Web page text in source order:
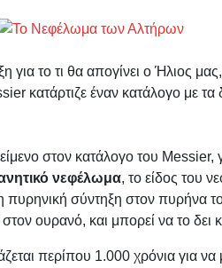
για το τι θα απογίνει ο Ήλιος
κατάρτιζε έναν κατάλογο με τα
στον κατάλογο του
νεφέλωμα, το είδος του
πυρηνική σύντηξη στον πυρήνα
ουρανό, και μπορεί να το
περίπου 1.000 χρόνια για